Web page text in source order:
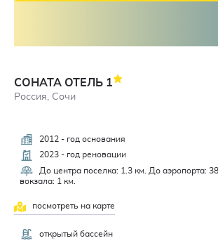
СОНАТА ОТЕЛЬ 1
Россия, Сочи
2012 - год основания
2023 - год реновации
До центра поселка: 1.3 км. До аэропорта:
вокзала: 1 км.
посмотреть на карте
открытый бассейн